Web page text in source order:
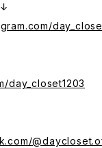
day_closet1203